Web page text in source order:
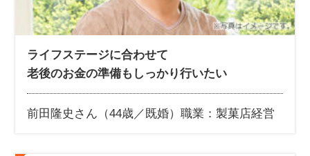
ライフステージに合わせて
老後のお金の準備もしっかり行いたい
前田隆史さん（44歳／既婚） 職業：製菓店経営